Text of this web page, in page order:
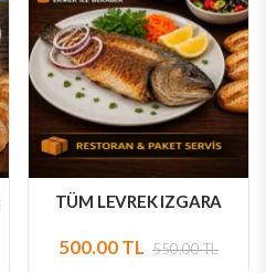
TÜM LEVREK IZGARA
500.00 TL